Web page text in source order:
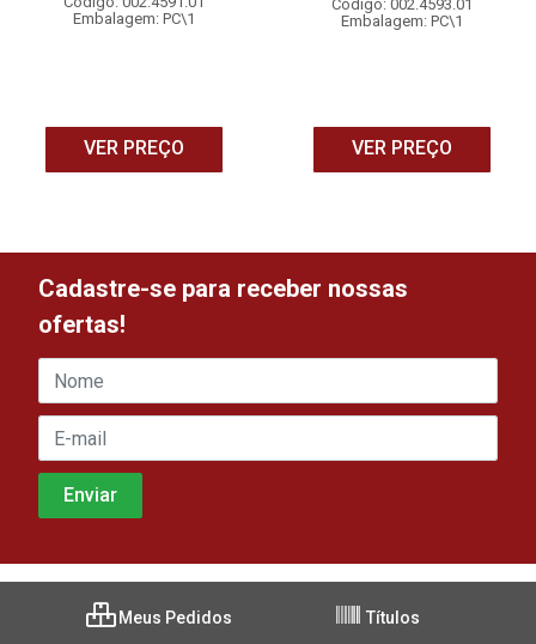
Embalagem: PC\1
VER PREÇO
Código: 002.4593.01
Embalagem: PC\1
VER PREÇO
Cadastre-se para receber nossas
ofertas!
Meus Pedidos Títulos